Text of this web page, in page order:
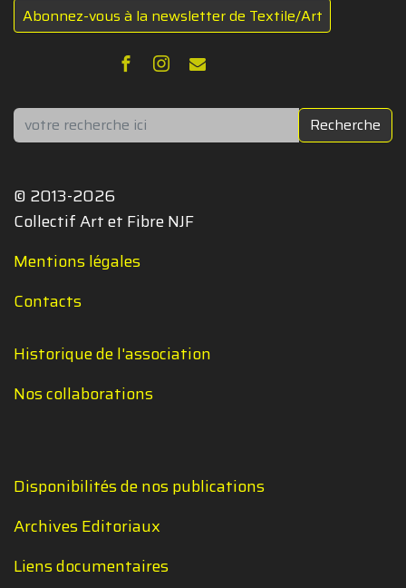
Abonnez-vous à la newsletter de Textile/Art
Rechercher Recherche
© 2013-2026
Collectif Art et Fibre NJF
Mentions légales
Contacts
Historique de l'association
Nos collaborations
Disponibilités de nos publications
Archives Editoriaux
Liens documentaires